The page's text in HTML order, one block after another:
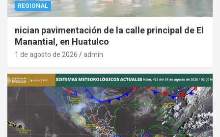
REGIONAL
nician pavimentación de la calle principal de El
Manantial, en Huatulco
1 de agosto de 2026 admin